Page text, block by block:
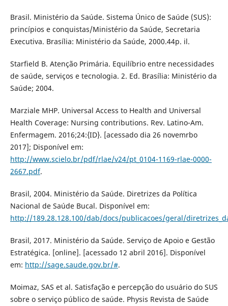
Brasil. Ministério da Saúde. Sistema Único de Saúde (SUS):
princípios e conquistas/Ministério da Saúde, Secretaria
Executiva. Brasília: Ministério da Saúde, 2000.44p. il.
Starfield B. Atenção Primária. Equilíbrio entre necessidades
de saúde, serviços e tecnologia. 2. Ed. Brasília: Ministério da
Saúde; 2004.
Marziale MHP. Universal Access to Health and Universal
Health Coverage: Nursing contributions. Rev. Latino-Am.
Enfermagem. 2016;24:{ID}. [acessado dia 26 novemrbo
2017]; Disponível em:
http://www.scielo.br/pdf/rlae/v24/pt_0104-1169-rlae-0000-
2667.pdf.
Brasil, 2004. Ministério da Saúde. Diretrizes da Política
Nacional de Saúde Bucal. Disponível em:
http://189.28.128.100/dab/docs/publicacoes/geral/
Brasil, 2017. Ministério da Saúde. Serviço de Apoio e Gestão
Estratégica. [online]. [acessado 12 abril 2016]. Disponível
em: http://sage.saude.gov.br/#.
Moimaz, SAS et al. Satisfação e percepção do usuário do SUS
sobre o serviço público de saúde. Physis Revista de Saúde